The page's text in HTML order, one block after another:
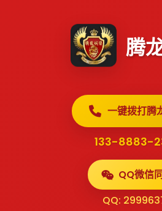
腾
一键拨打腾
133-8883-
QQ微信
QQ: